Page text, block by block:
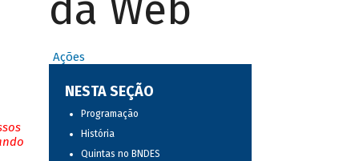
Ações
NESTA SEÇÃO
Programação
História
Quintas no BNDES